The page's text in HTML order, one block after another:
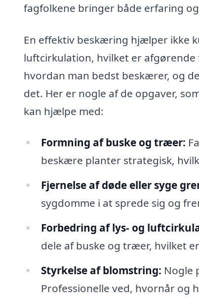
fagfolkene bringer både erfaring
En effektiv beskæring hjælper ikke
luftcirkulation, hvilket er
hvordan man bedst beskærer, og
det. Her er nogle af de opgaver,
kan hjælpe med:
Formning af buske og træer:
beskære planter strategisk,
Fjernelse af døde eller syge
sygdomme i at sprede sig og
Forbedring af lys- og
dele af buske og træer, hvilket
Styrkelse af blomstring: Nogle
Professionelle ved, hvornår og